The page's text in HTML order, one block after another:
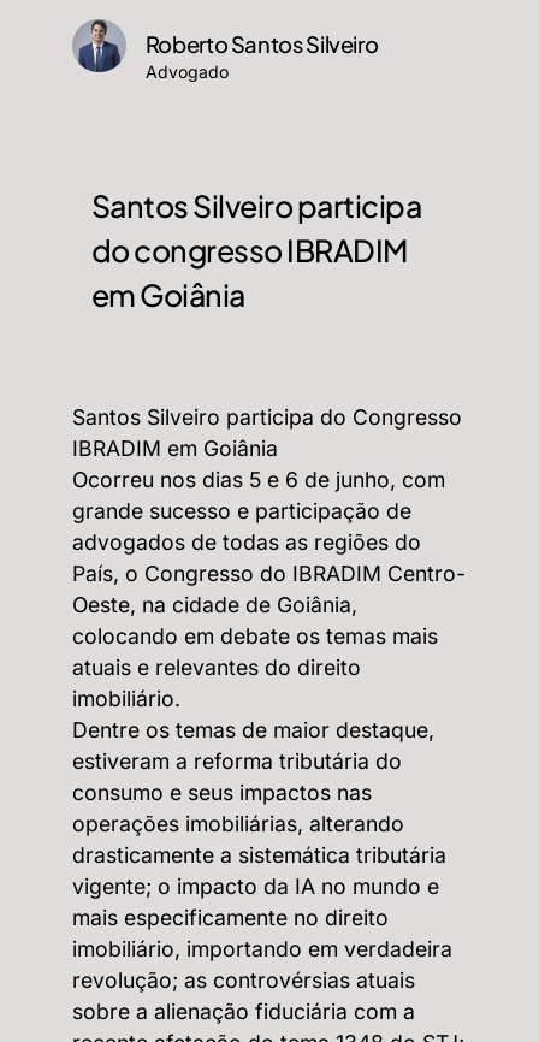
Roberto Santos Silveiro
Advogado
Santos Silveiro participa
do congresso IBRADIM
em Goiânia
Santos Silveiro participa do Congresso
IBRADIM em Goiânia
Ocorreu nos dias 5 e 6 de junho, com
grande sucesso e participação de
advogados de todas as regiões do
País, o Congresso do IBRADIM Centro-
Oeste, na cidade de Goiânia,
colocando em debate os temas mais
atuais e relevantes do direito
imobiliário.
Dentre os temas de maior destaque,
estiveram a reforma tributária do
consumo e seus impactos nas
operações imobiliárias, alterando
drasticamente a sistemática tributária
vigente; o impacto da IA no mundo e
mais especificamente no direito
imobiliário, importando em verdadeira
revolução; as controvérsias atuais
sobre a alienação fiduciária com a